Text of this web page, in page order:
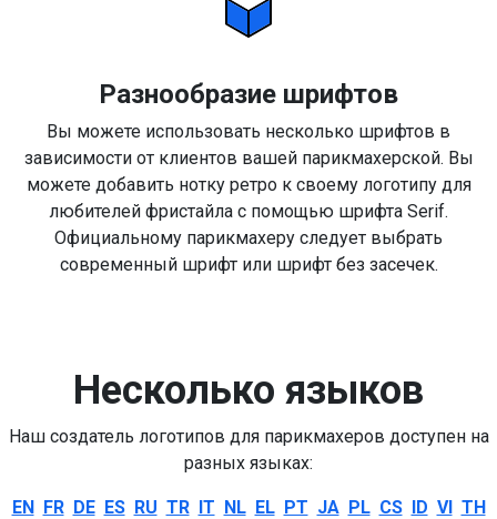
Разнообразие шрифтов
Вы можете использовать несколько шрифтов в
зависимости от клиентов вашей парикмахерской. Вы
можете добавить нотку ретро к своему логотипу для
любителей фристайла с помощью шрифта Serif.
Официальному парикмахеру следует выбрать
современный шрифт или шрифт без засечек.
Несколько языков
Наш создатель логотипов для парикмахеров доступен на
разных языках:
EN FR DE ES RU TR IT NL EL PT JA PL CS ID VI TH